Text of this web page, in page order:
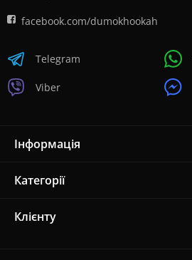
facebook.com/dumokhookah
Telegram
Viber
Інформація
Категорії
Клієнту